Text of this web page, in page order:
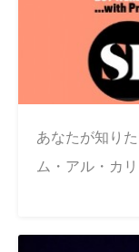
あなたが知り
ム・アル・カ